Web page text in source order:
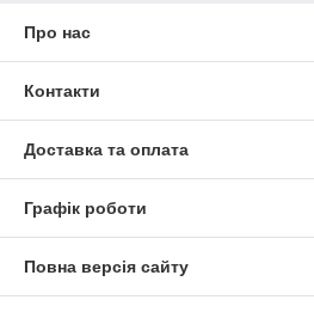
Про нас
Контакти
Доставка та оплата
Графік роботи
Повна версія сайту